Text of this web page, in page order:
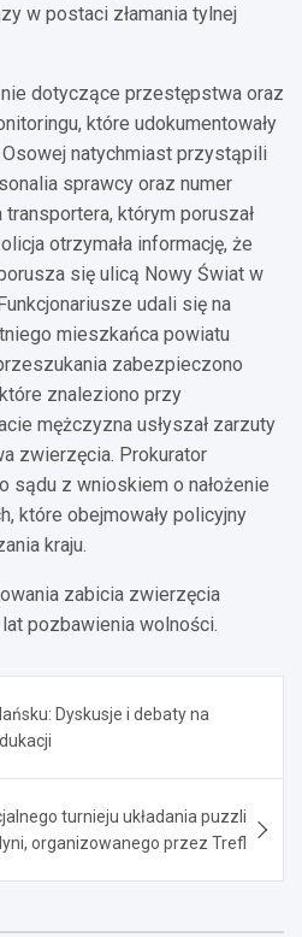
w postaci złamania tylnej
dotyczące przestępstwa oraz
które udokumentowały
natychmiast przystąpili
sprawcy oraz numer
którym poruszał
otrzymała informację, że
się ulicą Nowy Świat w
udali się na
mieszkańca powiatu
zabezpieczono
znaleziono przy
mężczyzna usłyszał zarzuty
zwierzęcia. Prokurator
sądu z wnioskiem o nałożenie
które obejmowały policyjny
kraju.
zabicia zwierzęcia
pozbawienia wolności.
Dyskusje i debaty na
turnieju układania puzzli
organizowanego przez Trefl